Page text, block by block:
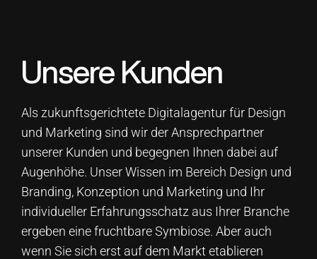
Unsere Kunden
Als zukunftsgerichtete Digitalagentur für Design
und Marketing sind wir der Ansprechpartner
unserer Kunden und begegnen Ihnen dabei auf
Augenhöhe. Unser Wissen im Bereich Design und
Branding, Konzeption und Marketing und Ihr
individueller Erfahrungsschatz aus Ihrer Branche
ergeben eine fruchtbare Symbiose. Aber auch
wenn Sie sich erst auf dem Markt etablieren